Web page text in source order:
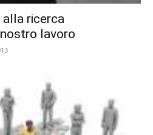
alla ricerca
lavoro